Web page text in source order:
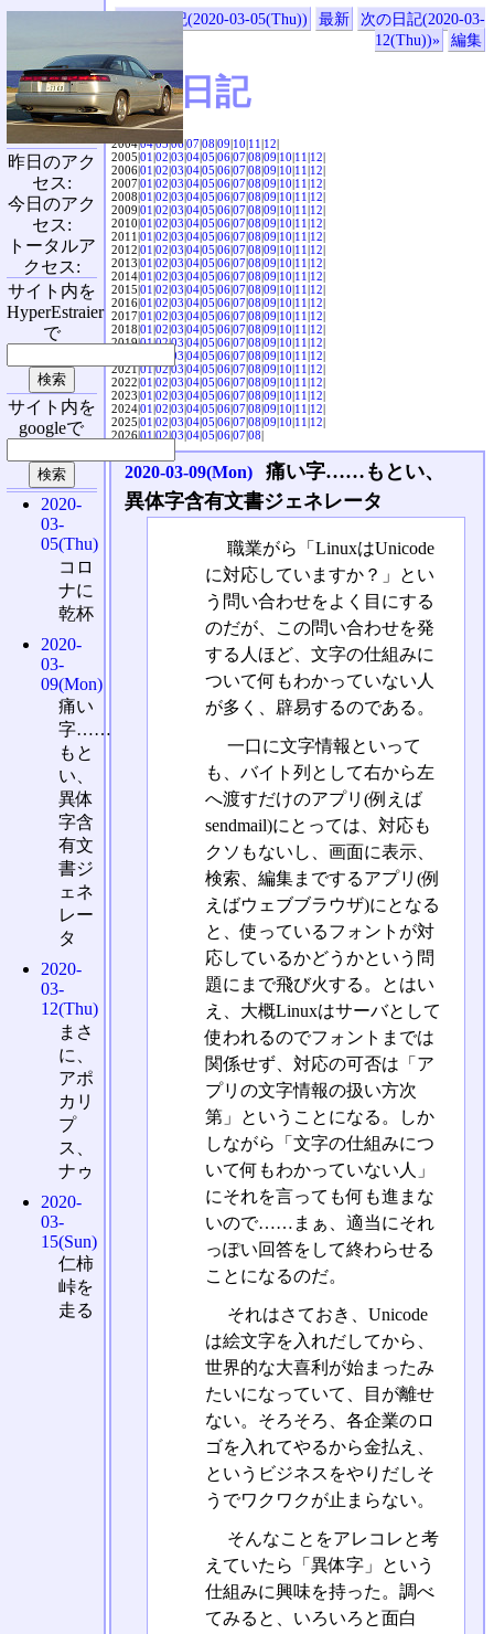
«前の日記(2020-03-05(Thu)) 最新
次の日記(2020-03-
12(Thu))»
編集
SVX日記
2004|04|05|06|07|08|09|10|11|12|
2005|01|02|03|04|05|06|07|08|09|10|11|12|
2006|01|02|03|04|05|06|07|08|09|10|11|12|
2007|01|02|03|04|05|06|07|08|09|10|11|12|
2008|01|02|03|04|05|06|07|08|09|10|11|12|
2009|01|02|03|04|05|06|07|08|09|10|11|12|
2010|01|02|03|04|05|06|07|08|09|10|11|12|
2011|01|02|03|04|05|06|07|08|09|10|11|12|
2012|01|02|03|04|05|06|07|08|09|10|11|12|
2013|01|02|03|04|05|06|07|08|09|10|11|12|
2014|01|02|03|04|05|06|07|08|09|10|11|12|
2015|01|02|03|04|05|06|07|08|09|10|11|12|
2016|01|02|03|04|05|06|07|08|09|10|11|12|
2017|01|02|03|04|05|06|07|08|09|10|11|12|
2018|01|02|03|04|05|06|07|08|09|10|11|12|
2019|01|02|03|04|05|06|07|08|09|10|11|12|
03|04|05|06|07|08|09|10|11|12|
2021|01|02|03|04|05|06|07|08|09|10|11|12|
2022|01|02|03|04|05|06|07|08|09|10|11|12|
2023|01|02|03|04|05|06|07|08|09|10|11|12|
2024|01|02|03|04|05|06|07|08|09|10|11|12|
2025|01|02|03|04|05|06|07|08|09|10|11|12|
2026|01|02|03|04|05|06|07|08|
2020-03-09(Mon)
痛い字……もとい、
異体字含有文書ジェネレータ
職業がら「LinuxはUnicode
に対応していますか？」とい
う問い合わせをよく目にする
のだが、この問い合わせを発
する人ほど、文字の仕組みに
ついて何もわかっていない人
が多く、辟易するのである。
一口に文字情報といって
も、バイト列として右から左
へ渡すだけのアプリ(例えば
sendmail)にとっては、対応も
クソもないし、画面に表示、
検索、編集までするアプリ(例
えばウェブブラウザ)にとなる
と、使っているフォントが対
応しているかどうかという問
題にまで飛び火する。とはい
え、大概Linuxはサーバとして
使われるのでフォントまでは
関係せず、対応の可否は「ア
プリの文字情報の扱い方次
第」ということになる。しか
しながら「文字の仕組みにつ
いて何もわかっていない人」
にそれを言っても何も進まな
いので……まぁ、適当にそれ
っぽい回答をして終わらせる
ことになるのだ。
それはさておき、Unicode
は絵文字を入れだしてから、
世界的な大喜利が始まったみ
たいになっていて、目が離せ
ない。そろそろ、各企業のロ
ゴを入れてやるから金払え、
というビジネスをやりだしそ
うでワクワクが止まらない。
そんなことをアレコレと考
えていたら「異体字」という
仕組みに興味を持った。調べ
てみると、いろいろと面白
昨日のアク
セス:
今日のアク
セス:
トータルア
クセス:
サイト内を
HyperEstraier
で
サイト内を
googleで
2020-
03-
05(Thu)
コロ
ナに
乾杯
2020-
03-
09(Mon)
痛い
字……
もと
い、
異体
字含
有文
書ジ
ェネ
レー
タ
2020-
03-
12(Thu)
まさ
に、
アポ
カリ
プ
ス、
ナゥ
2020-
03-
15(Sun)
仁柿
峠を
走る